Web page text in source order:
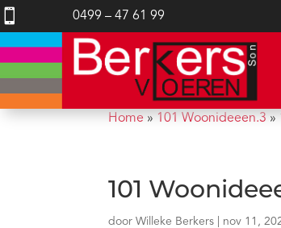
 0499 – 47 61 99
Home » 101 Woonideeen.3 »
101
doorWilleke Berkers nov 11,